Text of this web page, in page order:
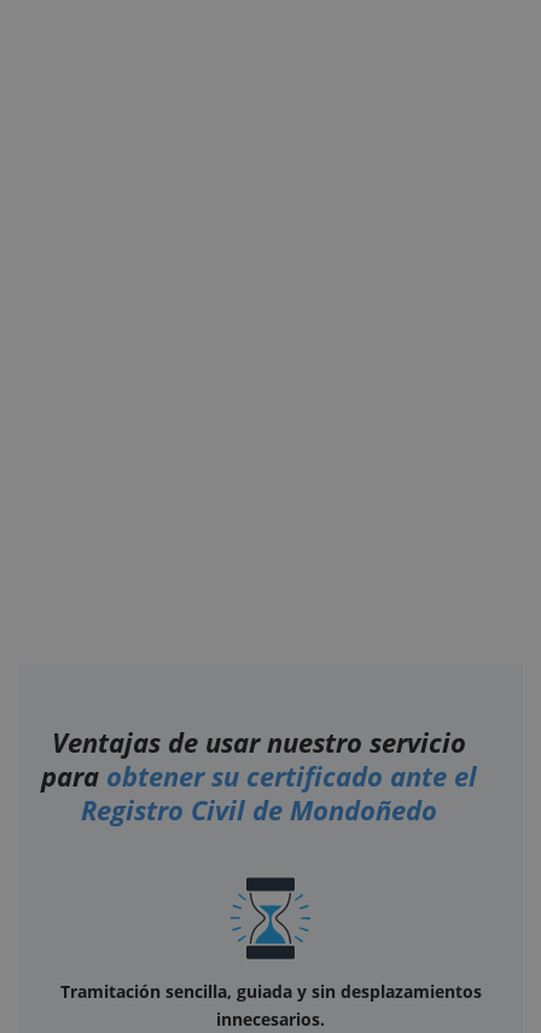
Ventajas de usar nuestro servicio
para obtener su certificado ante el
Registro Civil de Mondoñedo
Tramitación sencilla, guiada y sin desplazamientos
innecesarios.